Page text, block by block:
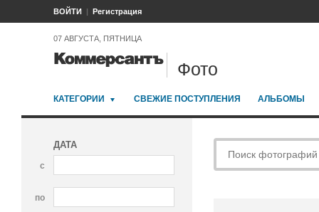
ВОЙТИ Регистрация
07 АВГУСТА, ПЯТНИЦА
Фото
КАТЕГОРИИ СВЕЖИЕ ПОСТУПЛЕНИЯ АЛЬБОМЫ
ДАТА
с
по